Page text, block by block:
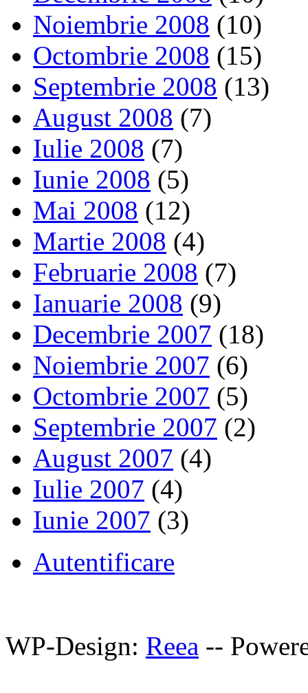
Noiembrie 2008 (10)
Octombrie 2008 (15)
Septembrie 2008 (13)
August 2008 (7)
Iulie 2008 (7)
Iunie 2008 (5)
Mai 2008 (12)
Martie 2008 (4)
Februarie 2008 (7)
Ianuarie 2008 (9)
Decembrie 2007 (18)
Noiembrie 2007 (6)
Octombrie 2007 (5)
Septembrie 2007 (2)
August 2007 (4)
Iulie 2007 (4)
Iunie 2007 (3)
Autentificare
WP-Design: Reea --